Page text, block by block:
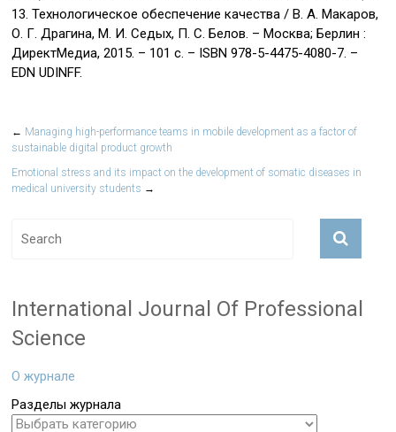
13. Технологическое обеспечение качества / В. А. Макаров,
О. Г. Драгина, М. И. Седых, П. С. Белов. – Москва; Берлин :
ДиректМедиа, 2015. – 101 с. – ISBN 978-5-4475-4080-7. –
EDN UDINFF.
← Managing high-performance teams in mobile development as a factor of
sustainable digital product growth
Emotional stress and its impact on the development of somatic diseases in
medical university students →
International Journal Of Professional
Science
О журнале
Разделы журнала